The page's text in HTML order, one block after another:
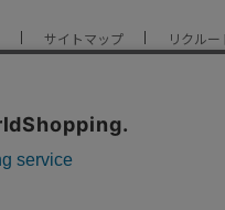
サイトマップ リクルー